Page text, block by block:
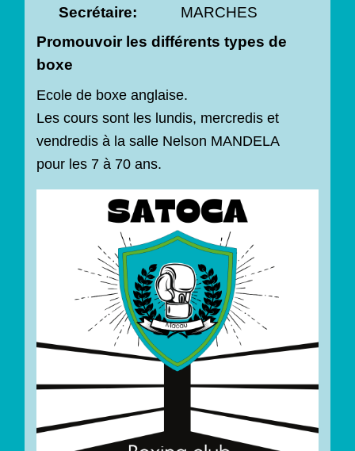
Secrétaire:
MARCHES
Promouvoir les différents types de
boxe
Ecole de boxe anglaise.
Les cours sont les lundis, mercredis et
vendredis à la salle Nelson MANDELA
pour les 7 à 70 ans.